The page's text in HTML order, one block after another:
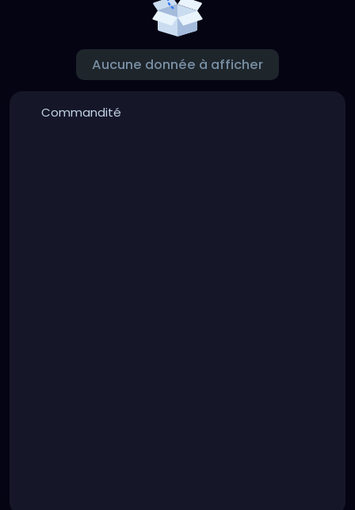
Aucune donnée à afficher
Commandité